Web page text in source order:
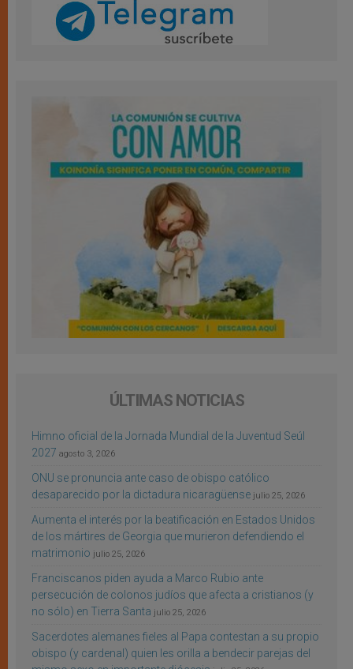
ÚLTIMAS NOTICIAS
Himno oficial de la Jornada Mundial de la Juventud Seúl
2027 agosto 3, 2026
ONU se pronuncia ante caso de obispo católico
desaparecido por la dictadura nicaragüense julio 25, 2026
Aumenta el interés por la beatificación en Estados Unidos
de los mártires de Georgia que murieron defendiendo el
matrimonio julio 25, 2026
Franciscanos piden ayuda a Marco Rubio ante
persecución de colonos judíos que afecta a cristianos (y
no sólo) en Tierra Santa julio 25, 2026
Sacerdotes alemanes fieles al Papa contestan a su propio
obispo (y cardenal) quien les orilla a bendecir parejas del